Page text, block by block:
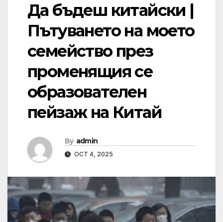
Да бъдеш китайски |
Пътуването на моето
семейство през
променящия се
образователен
пейзаж на Китай
By admin
OCT 4, 2025